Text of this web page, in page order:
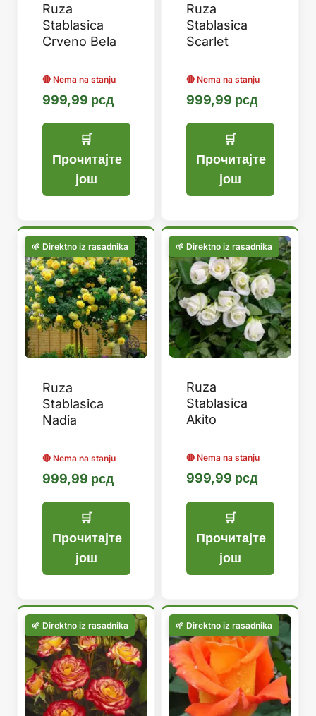
Ruza
Stablasica
Crveno Bela
999,99 рсд
Прочитајте
још
Ruza
Stablasica
Scarlet
999,99 рсд
Прочитајте
још
Ruza
Stablasica
Nadia
999,99 рсд
Прочитајте
још
Ruza
Stablasica
Akito
999,99 рсд
Прочитајте
још